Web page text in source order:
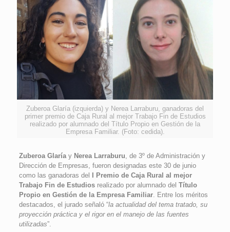
Zuberoa Glaría (izquierda) y Nerea Larraburu, ganadoras del
primer premio de Caja Rural al mejor Trabajo Fin de Estudios
realizado por alumnado del Título Propio en Gestión de la
Empresa Familiar. (Foto: cedida).
Zuberoa Glaríay Nerea Larraburu, de 3º de Administración y
Dirección de Empresas, fueron designadas este 30 de junio
como las ganadoras del
I Premio de Caja Rural al mejor
Trabajo Fin de Estudiosrealizado por alumnado del Título
Propio en Gestión de la Empresa Familiar. Entre los méritos
destacados, el jurado señaló “la actualidad del tema tratado, su
proyección práctica y el rigor en el manejo de las fuentes
utilizadas”.